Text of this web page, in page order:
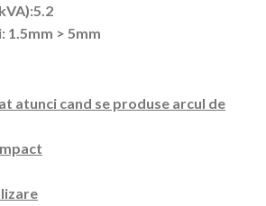
> 5mm
atunci cand se produse arcul de